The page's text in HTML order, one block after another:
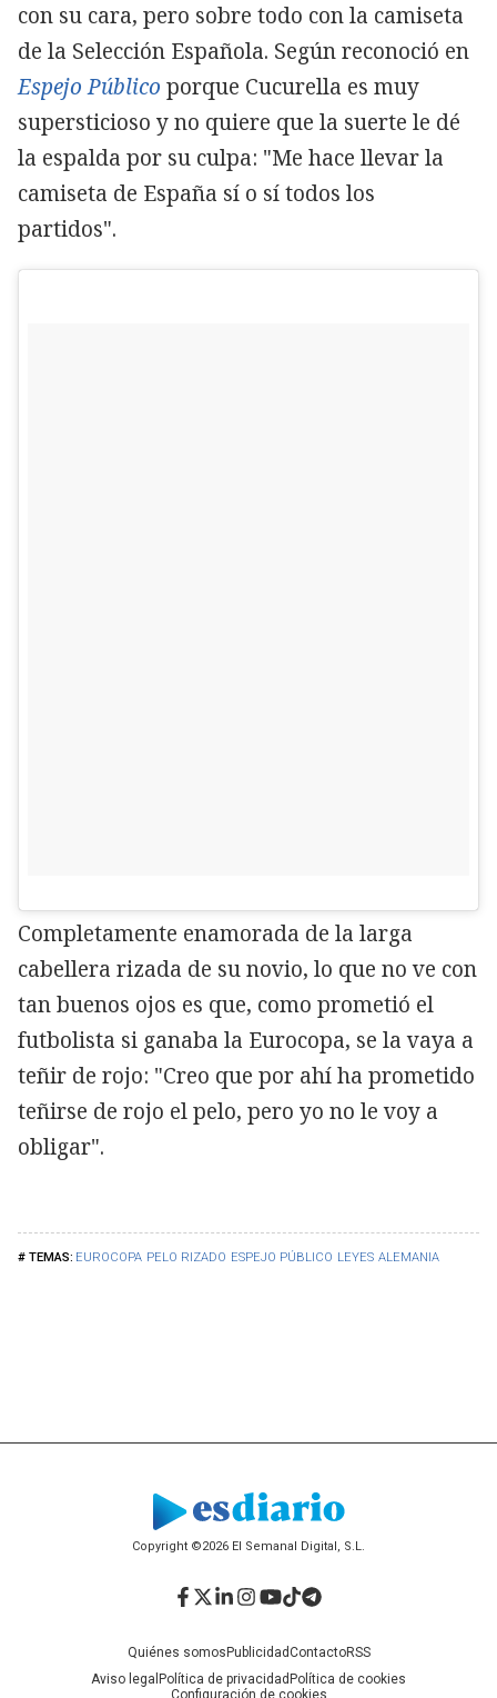
EUROCOPA PELO RIZADO ESPEJO PÚBLICO LEYES ALEMANIA
con su cara, pero sobre todo con la camiseta
de la Selección Española. Según reconoció en
Espejo Público porque Cucurella es muy
supersticioso y no quiere que la suerte le dé
la espalda por su culpa: "Me hace llevar la
camiseta de España sí o sí todos los
partidos".
Completamente enamorada de la larga
cabellera rizada de su novio, lo que no ve con
tan buenos ojos es que, como prometió el
futbolista si ganaba la Eurocopa, se la vaya a
teñir de rojo: "Creo que por ahí ha prometido
teñirse de rojo el pelo, pero yo no le voy a
obligar".
Copyright ©2026 El Semanal Digital, S.L.
Quiénes somosPublicidadContactoRSS
Aviso legal Política de privacidadPolítica de cookies
Configuración de cookies
Facebook
Twitter
LinkedIn
Instagram
YouTube
TikTok
Telegram